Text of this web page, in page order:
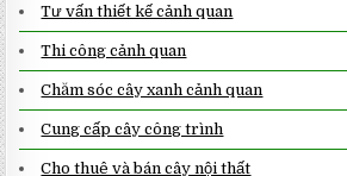
Tư vấn thiết kế cảnh quan
Thi công cảnh quan
Chăm sóc cây xanh cảnh quan
Cung cấp cây công trình
Cho thuê và bán cây nội thất